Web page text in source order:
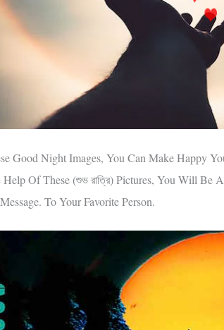
Good Night Images, You Can Make Happy
Of These (শুভ রাত্রি) Pictures, You Will Be
To Your Favorite Person.